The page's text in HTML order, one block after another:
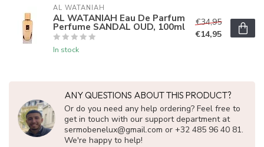
AL WATANIAH
AL WATANIAH Eau De Parfum
Perfume SANDAL OUD, 100ml
In stock
€34,95
€14,95
ANY QUESTIONS ABOUT THIS PRODUCT?
Or do you need any help ordering? Feel free to
get in touch with our support department at
sermobenelux@gmail.com or +32 485 96 40 81.
We're happy to help!